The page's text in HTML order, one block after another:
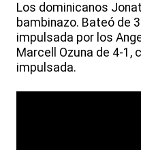
Los dominicanos
bambinazo. Bateó de
impulsada por los
Marcell Ozuna de 4-1,
impulsada.